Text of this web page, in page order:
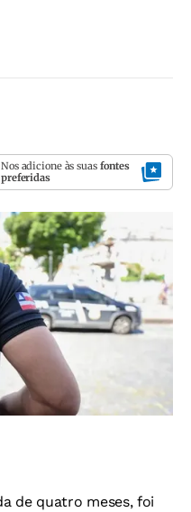
Nos adicione às suas fontes
preferidas
de quatro meses, foi